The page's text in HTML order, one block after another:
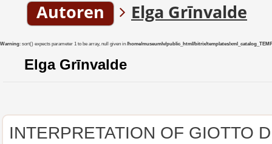
Autoren Elga Grīnvalde
Warning: sort() expects parameter 1 to be array, null given in /home/museumlv/public_html/bitrix/templates/
Elga Grīnvalde